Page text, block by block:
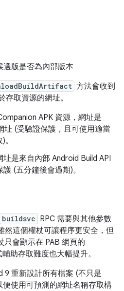
版是否為內部版本
方法會收到
存取資源的網址。
APK 資源，網址是
址 (受驗證保護，且可使用適當
是來自內部 Android Build API
(五分鐘後會過期)。
buildsvc RPC 需要與其他參數
然這個權杖可讓程序更安全，但
會顯示在 PAB 網頁的
助存取難度也大幅提升。
9 重新設計所有檔案 (不只是
使用可預測的網址名稱存取構